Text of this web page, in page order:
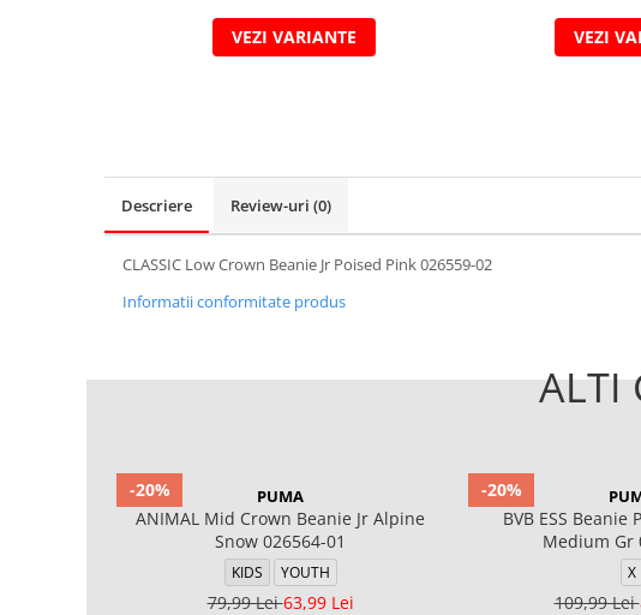
VEZI VARIANTE VEZI
Descriere Review-uri (0)
CLASSIC Low Crown Beanie Jr Poised Pink 026559-02
Informatii conformitate produs
ALTI
-20% PUMA
ANIMAL Mid Crown Beanie Jr Alpine
Snow 026564-01
KIDS YOUTH
79,99 Lei63,99 Lei
-20%
BVB ESS Beanie
Medium Gr
X
109,99 Lei